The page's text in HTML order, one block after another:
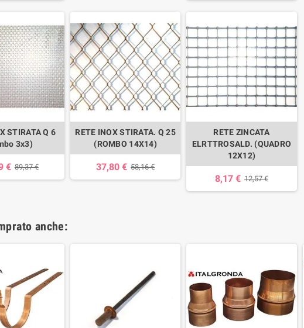
STIRATA Q 6
3x3)
€ 89,37 €
RETE INOX STIRATA. Q 25
(ROMBO 14X14)
37,80 € 58,16 €
RETE ZINCATA
ELRTTROSALD. (QUADRO
12X12)
8,17 € 12,57 €
anche: